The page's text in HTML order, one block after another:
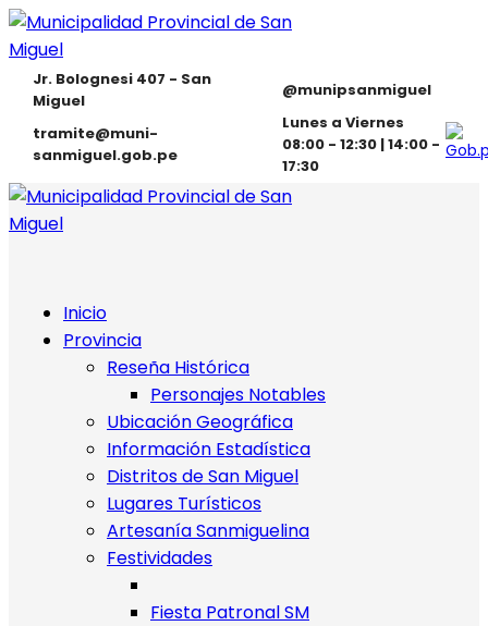
Jr. Bolognesi 407 - San
Miguel
@munipsanmiguel
tramite@muni-
sanmiguel.gob.pe
Lunes a Viernes
08:00 - 12:30 | 14:00 -
17:30
Inicio
Provincia
Reseña Histórica
Personajes Notables
Ubicación Geográfica
Información Estadística
Distritos de San Miguel
Lugares Turísticos
Artesanía Sanmiguelina
Festividades
Fiesta Patronal SM